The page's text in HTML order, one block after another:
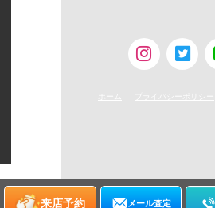
来店予約 メール査定